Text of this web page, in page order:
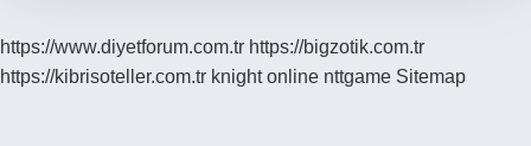
https://www.diyetforum.com.tr https://bigzotik.com.tr
https://kibrisoteller.com.tr knight online nttgame Sitemap